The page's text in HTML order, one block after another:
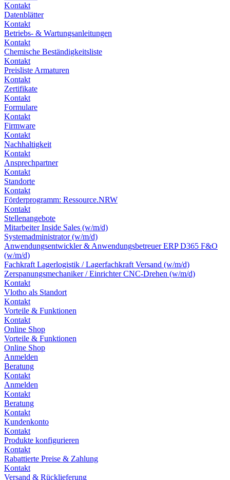
Kontakt
Datenblätter
Kontakt
Betriebs- & Wartungsanleitungen
Kontakt
Chemische Beständigkeitsliste
Kontakt
Preisliste Armaturen
Kontakt
Zertifikate
Kontakt
Formulare
Kontakt
Firmware
Kontakt
Nachhaltigkeit
Kontakt
Ansprechpartner
Kontakt
Standorte
Kontakt
Förderprogramm: Ressource.NRW
Kontakt
Stellenangebote
Mitarbeiter Inside Sales (w/m/d)
Systemadministrator (w/m/d)
Anwendungsentwickler & Anwendungsbetreuer ERP D365 F&O
(w/m/d)
Fachkraft Lagerlogistik / Lagerfachkraft Versand (w/m/d)
Zerspanungsmechaniker / Einrichter CNC-Drehen (w/m/d)
Kontakt
Vlotho als Standort
Kontakt
Vorteile & Funktionen
Kontakt
Online Shop
Vorteile & Funktionen
Online Shop
Anmelden
Beratung
Kontakt
Anmelden
Kontakt
Beratung
Kontakt
Kundenkonto
Kontakt
Produkte konfigurieren
Kontakt
Rabattierte Preise & Zahlung
Kontakt
Versand & Rücklieferung